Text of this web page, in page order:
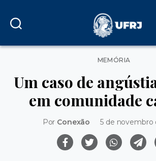
Categorias
MEMÓRIA
Um caso de
em comunidade
Por Conexão 5 de novembro